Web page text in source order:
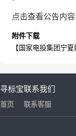
点击查看公告内容:
附件下载
【国家电投集团宁
寻标宝
首页
联系我们
联系客服